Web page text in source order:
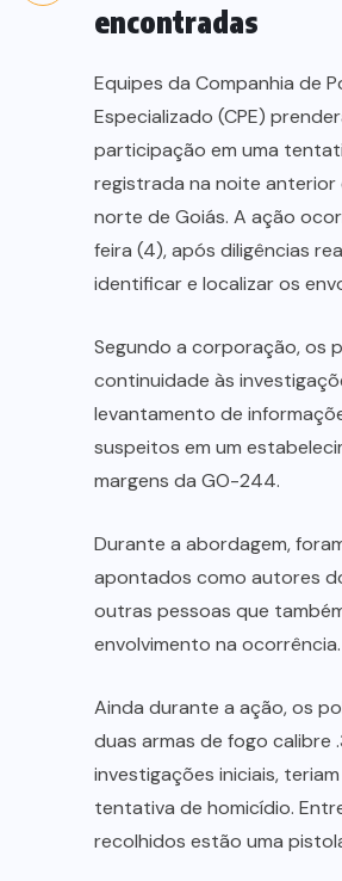
encontradas
Equipes da Companhia de
Especializado (CPE)
participação em uma
registrada na noite anterior
norte de Goiás. A ação
feira (4), após diligências
identificar e localizar os
Segundo a corporação, os
continuidade às
levantamento de
suspeitos em um
margens da GO-244.
Durante a abordagem,
apontados como autores
outras pessoas que
envolvimento na ocorrência.
Ainda durante a ação, os
duas armas de fogo calibre
investigações iniciais,
tentativa de homicídio.
recolhidos estão uma